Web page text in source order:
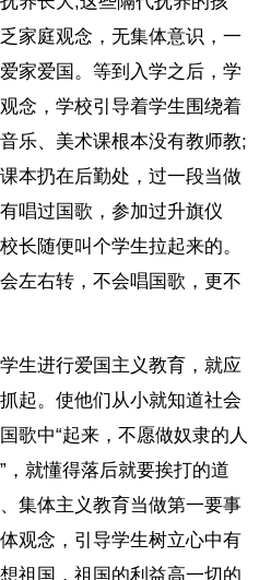
家庭观念，无集体意识，一
家爱国。等到入学之后，学
念，学校引导着学生围绕着
乐、美术课根本没有教师教;
本扔在后勤处，过一段当做
唱过国歌，参加过升旗仪
长随便叫个学生拉起来的。
左右转，不会唱国歌，更不
生进行爱国主义教育，就应
起。使他们从小就知道社会
歌中“起来，不愿做奴隶的人
就懂得落后就要挨打的道
集体主义教育当做第一要事
观念，引导学生树立心中有
祖国，祖国的利益高一切的